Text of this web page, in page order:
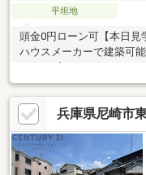
平坦地
頭金0円ローン可【本日見
ハウスメーカーで建築可
局ございます。
兵庫県尼崎市